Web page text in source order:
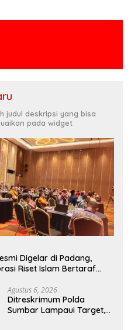
judul deskripsi yang bisa
pada widget
Digelar di Padang,
Riset Islam Bertaraf
Agustus 6, 2026
Ditreskrimum Polda
Sumbar Lampaui Target,